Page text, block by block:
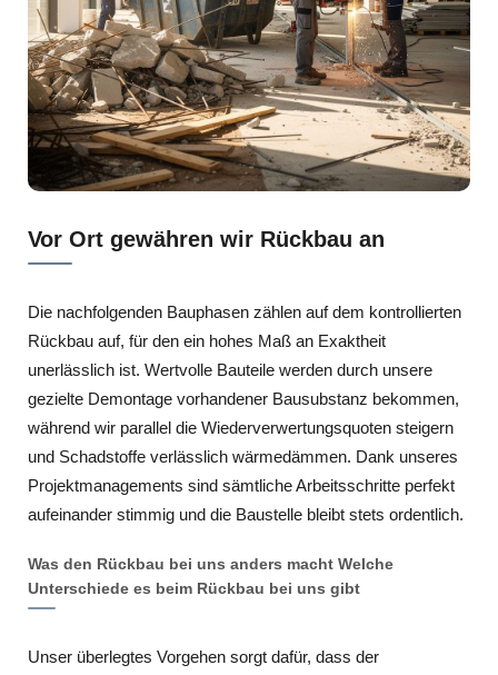
Vor Ort gewähren wir Rückbau an
Die nachfolgenden Bauphasen zählen auf dem kontrollierten
Rückbau auf, für den ein hohes Maß an Exaktheit
unerlässlich ist. Wertvolle Bauteile werden durch unsere
gezielte Demontage vorhandener Bausubstanz bekommen,
während wir parallel die Wiederverwertungsquoten steigern
und Schadstoffe verlässlich wärmedämmen. Dank unseres
Projektmanagements sind sämtliche Arbeitsschritte perfekt
aufeinander stimmig und die Baustelle bleibt stets ordentlich.
Was den Rückbau bei uns anders macht Welche
Unterschiede es beim Rückbau bei uns gibt
Unser überlegtes Vorgehen sorgt dafür, dass der